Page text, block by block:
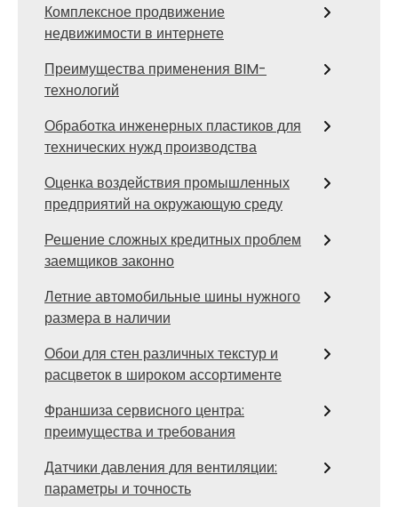
Комплексное продвижение
недвижимости в интернете
Преимущества применения BIM-
технологий
Обработка инженерных пластиков для
технических нужд производства
Оценка воздействия промышленных
предприятий на окружающую среду
Решение сложных кредитных проблем
заемщиков законно
Летние автомобильные шины нужного
размера в наличии
Обои для стен различных текстур и
расцветок в широком ассортименте
Франшиза сервисного центра:
преимущества и требования
Датчики давления для вентиляции:
параметры и точность